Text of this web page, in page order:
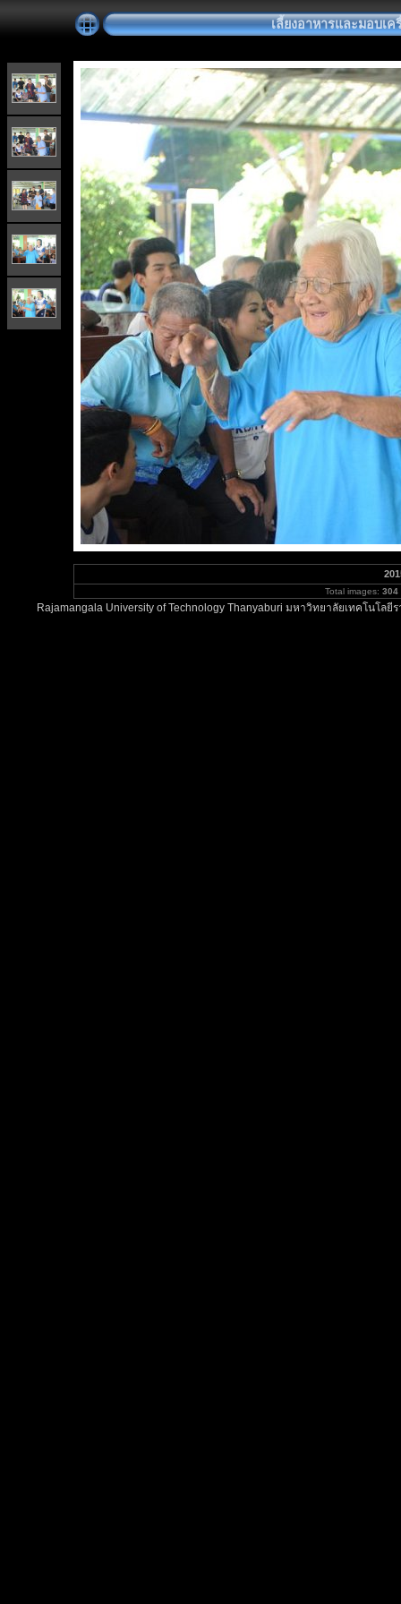
เลี้ยงอาหารและมอบเ
Total images: 304
Rajamangala University of Technology Thanyaburi มหาวิทยาลัยเทคโนโ